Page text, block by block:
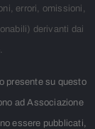
errori, omissioni,
derivanti dai
presente su questo
ad Associazione
essere pubblicati,